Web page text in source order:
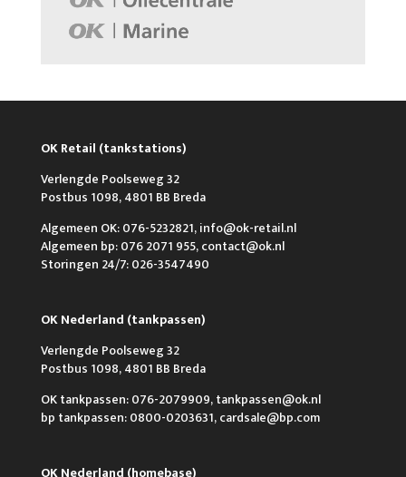
OK Retail (tankstations)
Verlengde Poolseweg 32
Postbus 1098, 4801 BB Breda
Algemeen OK: 076-5232821, info@ok-retail.nl
Algemeen bp: 076 2071 955, contact@ok.nl
Storingen 24/7: 026-3547490
OK Nederland (tankpassen)
Verlengde Poolseweg 32
Postbus 1098, 4801 BB Breda
OK tankpassen: 076-2079909, tankpassen@ok.nl
bp tankpassen: 0800-0203631, cardsale@bp.com